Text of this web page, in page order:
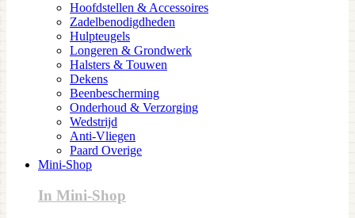
Hoofdstellen & Accessoires
Zadelbenodigdheden
Hulpteugels
Longeren & Grondwerk
Halsters & Touwen
Dekens
Beenbescherming
Onderhoud & Verzorging
Wedstrijd
Anti-Vliegen
Paard Overige
Mini-Shop
In Mini-Shop